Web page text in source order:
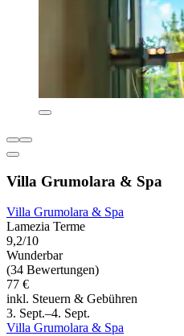
Villa Grumolara & Spa
Villa Grumolara & Spa
Lamezia Terme
9,2/10
Wunderbar
(34 Bewertungen)
77 €
inkl. Steuern & Gebühren
3. Sept.–4. Sept.
Villa Grumolara & Spa